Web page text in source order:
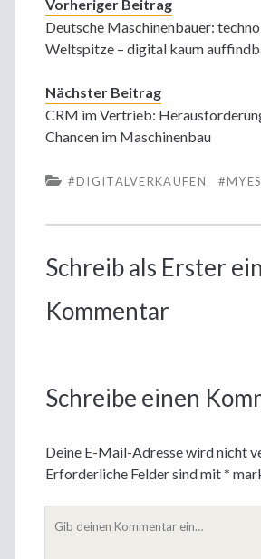
Vorheriger Beitrag
Deutsche Maschinenbauer:
Weltspitze – digital kaum
Nächster Beitrag
CRM im Vertrieb:
Chancen im Maschinenbau
#DIGITALVERKAUFEN
Schreib als Erster
Kommentar
Schreibe einen
Deine E-Mail-Adresse wird nicht
Erforderliche Felder sind mit*